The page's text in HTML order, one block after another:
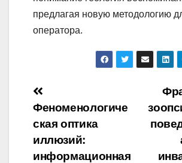
предлагая новую методологию
оператора.
Навигация
по
записям
Феноменологиче
ская оптика
иллюзий:
информационная